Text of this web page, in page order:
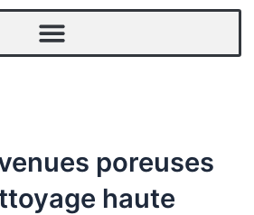
poreuses
haute